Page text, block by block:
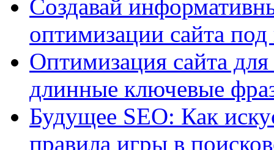
Создавай
оптимизации сайта
Оптимизация сайта
длинные ключевые
Будущее SEO: Как
правила игры в